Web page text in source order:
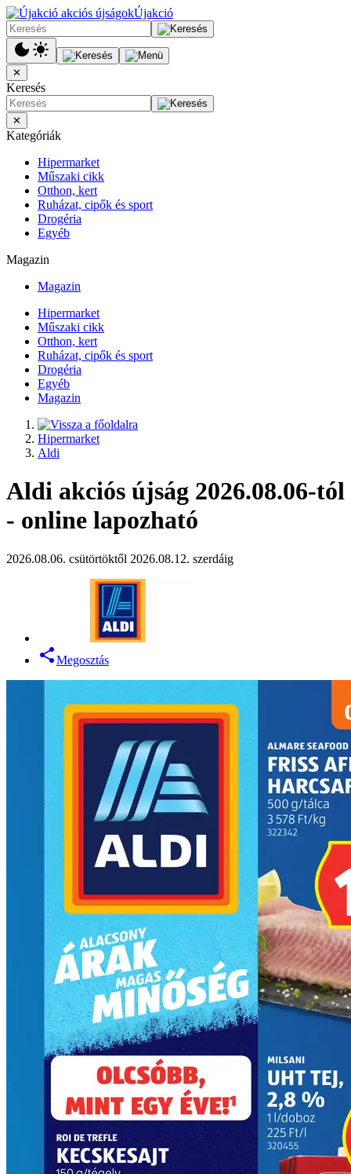
Újakció
✕
Keresés
✕
Kategóriák
Hipermarket
Műszaki cikk
Otthon, kert
Ruházat, cipők és sport
Drogéria
Egyéb
Magazin
Magazin
Hipermarket
Műszaki cikk
Otthon, kert
Ruházat, cipők és sport
Drogéria
Egyéb
Magazin
Hipermarket
Aldi
Aldi akciós újság 2026.08.06-tól
- online lapozható
2026.08.06. csütörtöktől 2026.08.12. szerdáig
Megosztás